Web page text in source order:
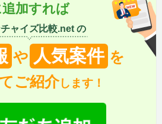
追加すれば
ャイズ比較.net の
や 人気案件 を
ご紹介します！